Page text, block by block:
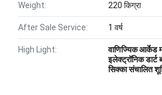
Weight: 220 किग्रा
After Sale Service: 1 वर्ष
High Light: वाणिज्यिक आर्केड
इलेक्ट्रॉनिक डार्ट
सिक्का संचालित